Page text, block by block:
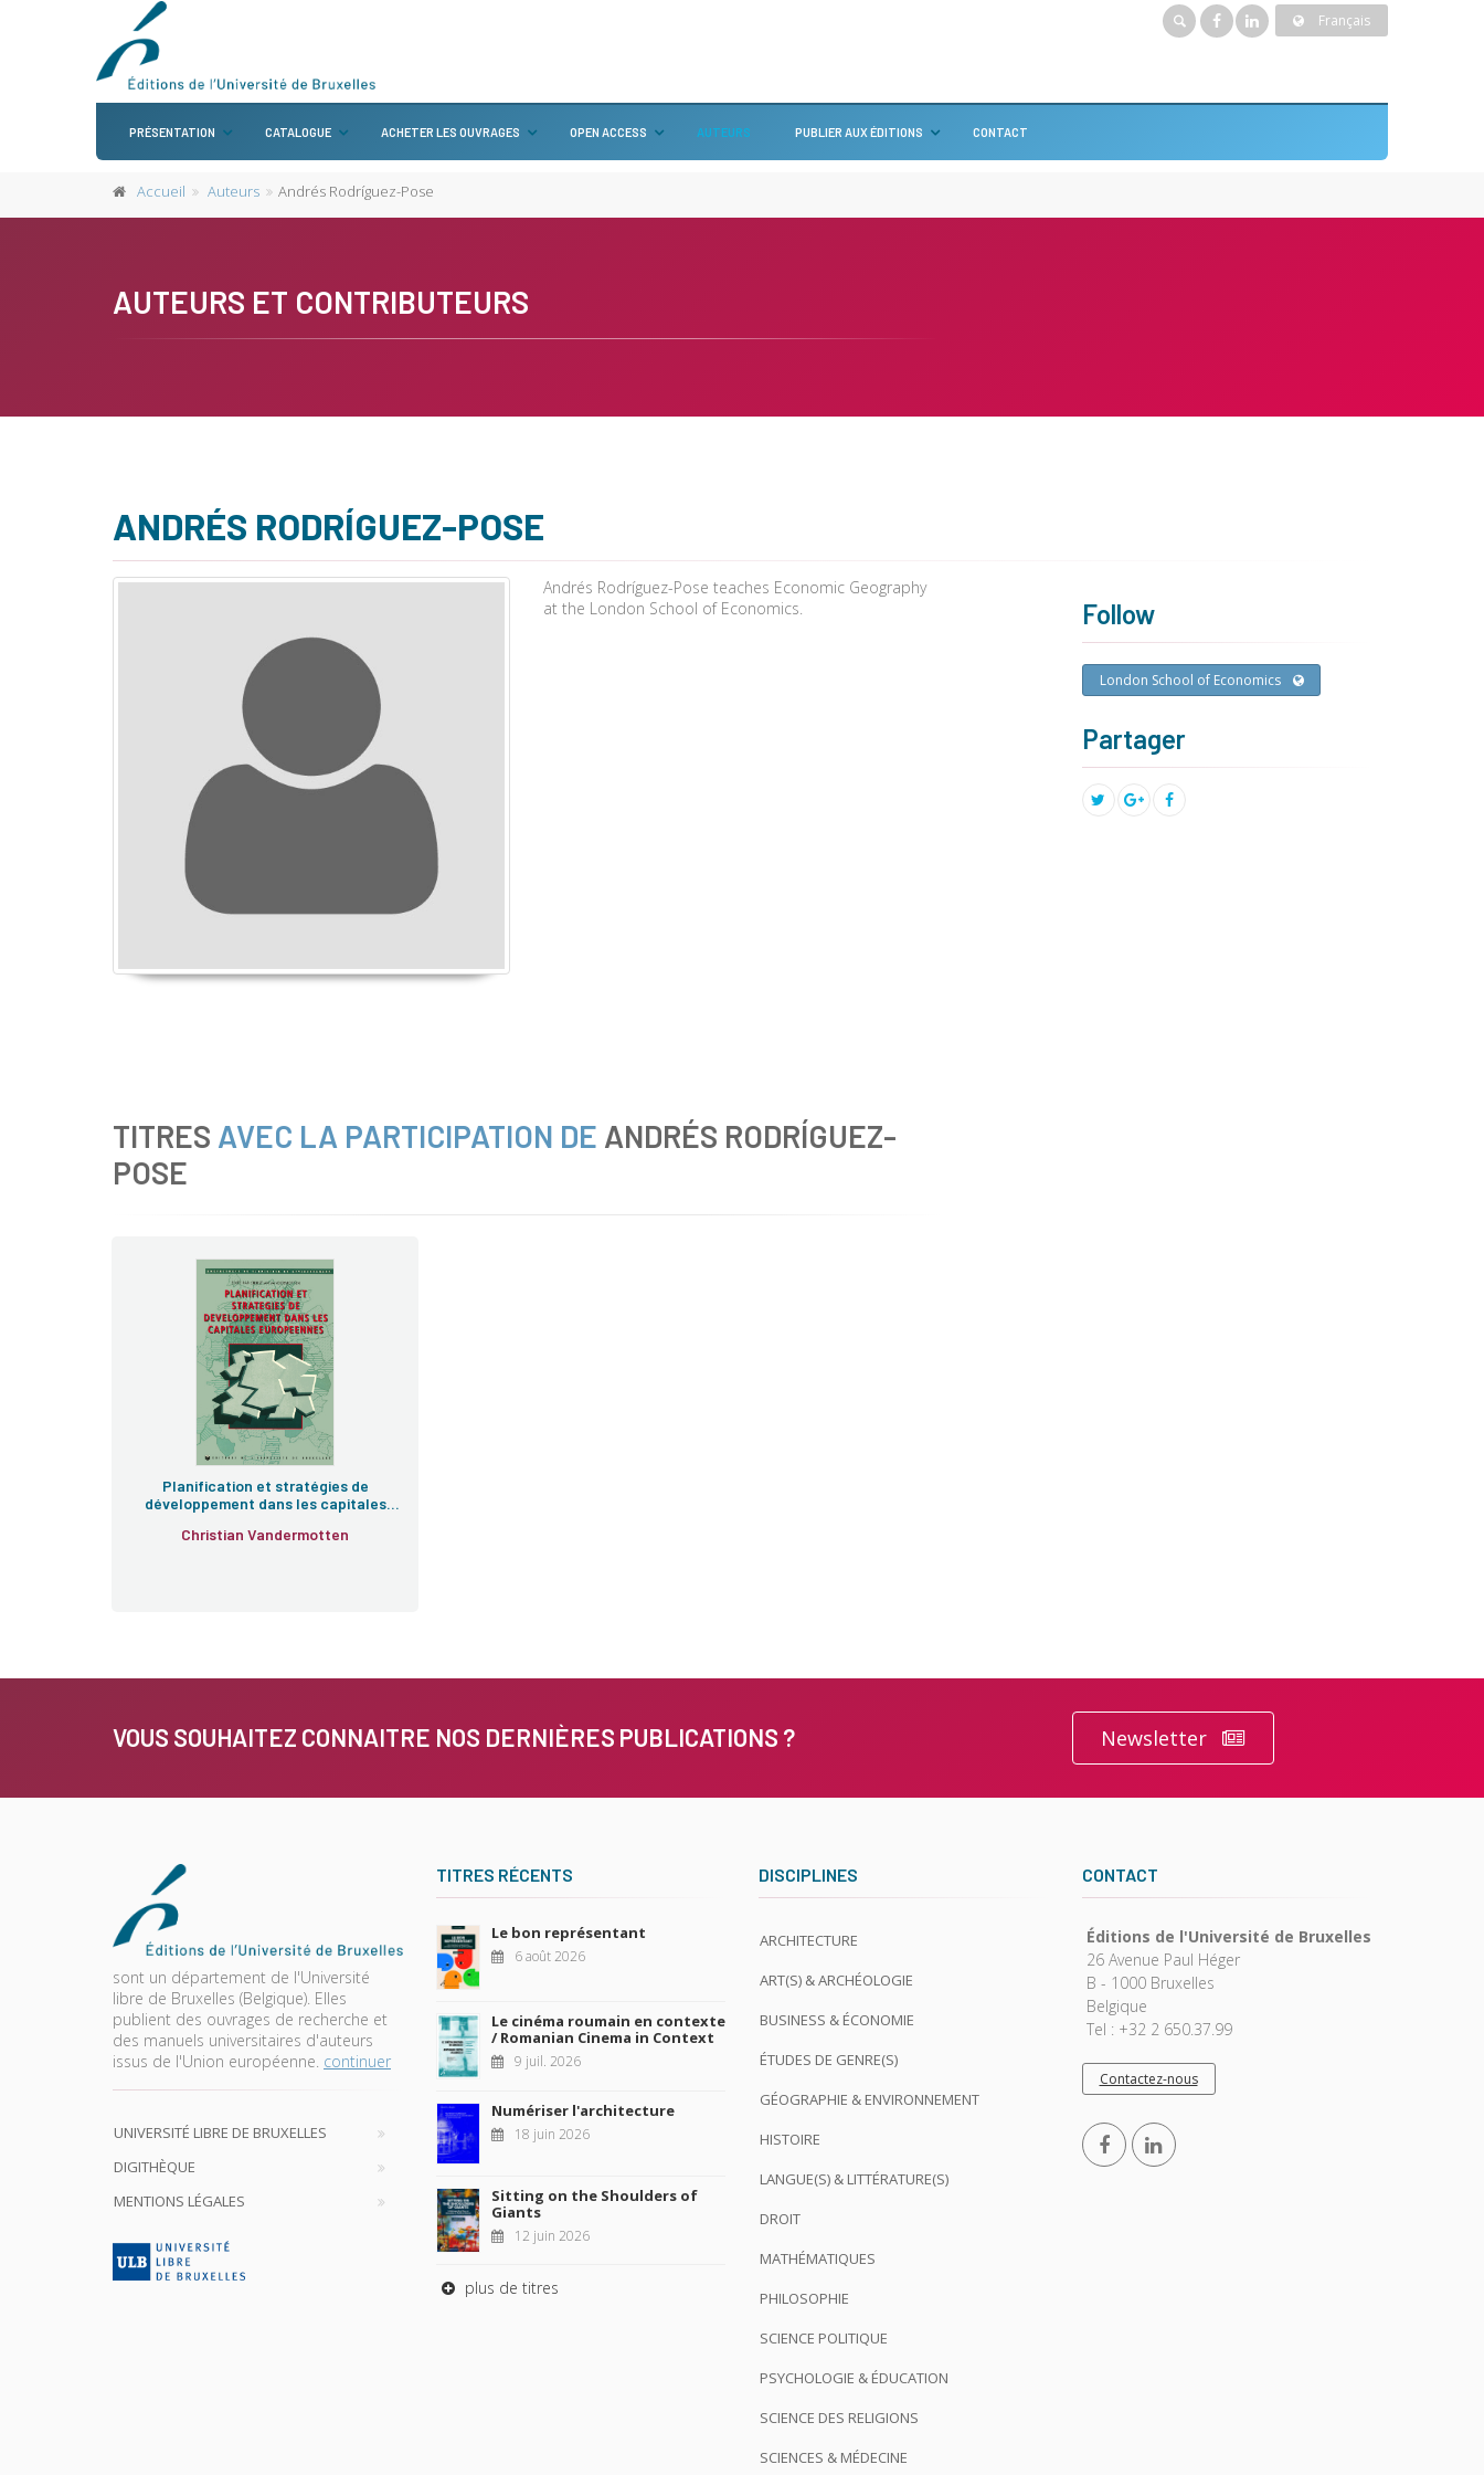
Français
PRÉSENTATION CATALOGUE ACHETER LES OUVRAGES OPEN ACCESS AUTEURS PUBLIER AUX ÉDITIONS CONTACT
Accueil Auteurs Andrés Rodríguez-Pose
AUTEURS ET CONTRIBUTEURS
ANDRÉS RODRÍGUEZ-POSE
Andrés Rodríguez-Pose teaches Economic Geography
at the London School of Economics.
Follow
London School of Economics
Partager
TITRES AVEC LA PARTICIPATION DE ANDRÉS RODRÍGUEZ-
POSE
Planification et stratégies de
développement dans les capitales
Christian Vandermotten
VOUS SOUHAITEZ CONNAITRE NOS DERNIÈRES PUBLICATIONS ? Newsletter
sont un département de l'Université
libre de Bruxelles (Belgique). Elles
publient des ouvrages de recherche et
des manuels universitaires d'auteurs
issus de l'Union européenne. continuer
UNIVERSITÉ LIBRE DE BRUXELLES
DIGITHÈQUE
MENTIONS LÉGALES
TITRES RÉCENTS
Le bon représentant
6 août 2026
Le cinéma roumain en contexte
/ Romanian Cinema in Context
9 juil. 2026
Numériser l'architecture
18 juin 2026
Sitting on the Shoulders of
Giants
12 juin 2026
plus de titres
DISCIPLINES
ARCHITECTURE
ART(S) & ARCHÉOLOGIE
BUSINESS & ÉCONOMIE
ÉTUDES DE GENRE(S)
GÉOGRAPHIE & ENVIRONNEMENT
HISTOIRE
LANGUE(S) & LITTÉRATURE(S)
DROIT
MATHÉMATIQUES
PHILOSOPHIE
SCIENCE POLITIQUE
PSYCHOLOGIE & ÉDUCATION
SCIENCE DES RELIGIONS
SCIENCES & MÉDECINE
CONTACT
Éditions de l'Université de Bruxelles
26 Avenue Paul Héger
B - 1000 Bruxelles
Belgique
Tel : +32 2 650.37.99
Contactez-nous